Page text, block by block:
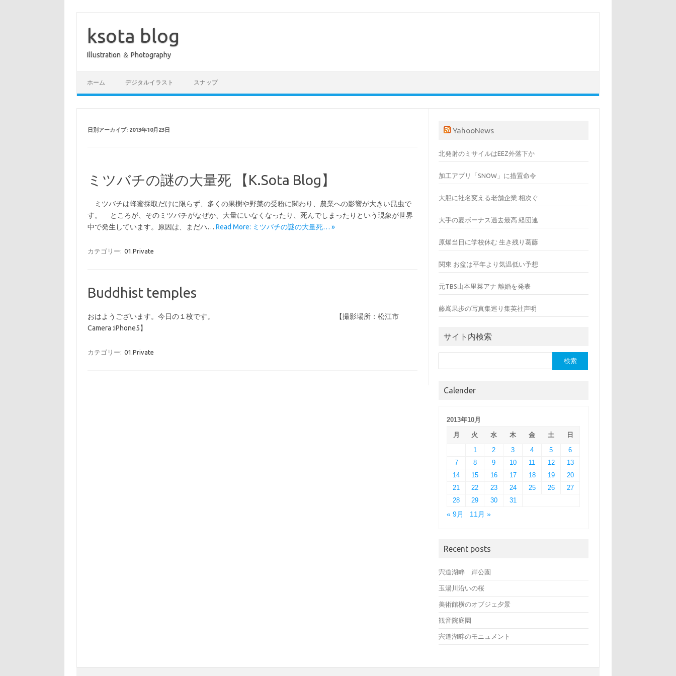
ksota blog
Illustration ＆ Photography
ホーム デジタルイラスト スナップ
日別アーカイブ: 2013年10月23日
ミツバチの謎の大量死 【K.Sota Blog】
ミツバチは蜂蜜採取だけに限らず、多くの果樹や野菜の受粉に関わり、農業への影響が大きい昆虫で
す。 ところが、そのミツバチがなぜか、大量にいなくなったり、死んでしまったりという現象が世界
中で発生しています。原因は、まだハ… Read More: ミツバチの謎の大量死… »
カテゴリー: 01.Private
Buddhist temples
おはようございます。今日の１枚です。 【撮影場所：松江市
Camera :iPhone5】
カテゴリー: 01.Private
YahooNews
北発射のミサイルはEEZ外落下か
加工アプリ「SNOW」に措置命令
大胆に社名変える老舗企業 相次ぐ
大手の夏ボーナス過去最高 経団連
原爆当日に学校休む 生き残り葛藤
関東 お盆は平年より気温低い予想
元TBS山本里菜アナ 離婚を発表
藤嶌果歩の写真集巡り集英社声明
サイト内検索
索:
Calender
2013年10月
月
火 水 木 金 土
日
1
2 3 4 5
6
7
8 9 10 11 12
13
14
15 16 17 18 19
20
21
22 23 24 25 26
27
28
29 30
31
« 9月
11月 »
Recent posts
宍道湖畔 岸公園
玉湯川沿いの桜
美術館横のオブジェ夕景
観音院庭園
宍道湖畔のモニュメント